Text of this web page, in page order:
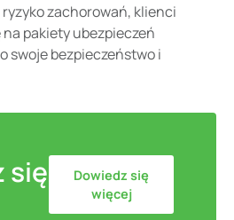
zachorowań, klienci
pakiety ubezpieczeń
swoje bezpieczeństwo i
się
Dowiedz się
więcej